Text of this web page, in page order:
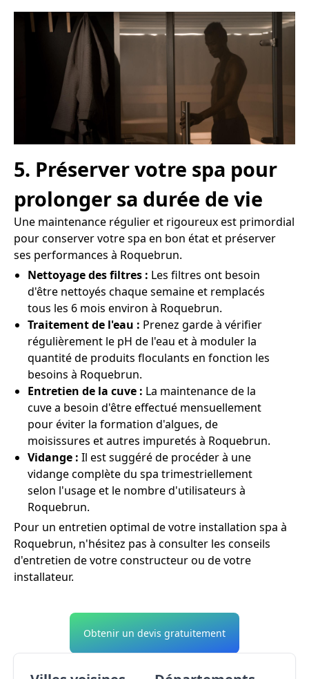
5. Préserver votre spa pour
prolonger sa durée de vie
Une maintenance régulier et rigoureux est primordial
pour conserver votre spa en bon état et préserver
ses performances à Roquebrun.
Nettoyage des filtres : Les filtres ont besoin
d'être nettoyés chaque semaine et remplacés
tous les 6 mois environ à Roquebrun.
Traitement de l'eau : Prenez garde à vérifier
régulièrement le pH de l'eau et à moduler la
quantité de produits floculants en fonction les
besoins à Roquebrun.
Entretien de la cuve : La maintenance de la
cuve a besoin d'être effectué mensuellement
pour éviter la formation d'algues, de
moisissures et autres impuretés à Roquebrun.
Vidange : Il est suggéré de procéder à une
vidange complète du spa trimestriellement
selon l'usage et le nombre d'utilisateurs à
Roquebrun.
Pour un entretien optimal de votre installation spa à
Roquebrun, n'hésitez pas à consulter les conseils
d'entretien de votre constructeur ou de votre
installateur.
Obtenir un devis gratuitement